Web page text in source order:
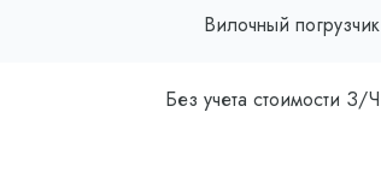
Вилочный погрузчик
Без учета стоимости З/Ч